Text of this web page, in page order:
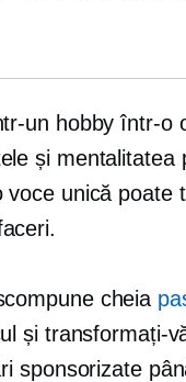
un hobby într-o
și mentalitatea
voce unică poate
cheia
și transformați-
sponsorizate